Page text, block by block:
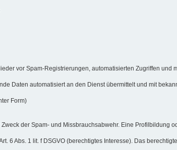
vor Spam-Registrierungen, automatisierten Zugriffen
Daten automatisiert an den Dienst übermittelt und mit
Form)
der Spam- und Missbrauchsabwehr. Eine Profilbildung
6 Abs. 1 lit. f DSGVO (berechtigtes Interesse). Das